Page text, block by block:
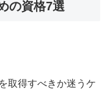
の資格7選
取得すべきか迷うケ